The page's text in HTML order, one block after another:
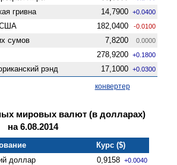
гривна 14,7900 +0.0400
США 182,0400 -0.0100
сумов 7,8200 0.0000
278,9200 +0.1800
рэнд 17,1000 +0.0300
конвертер
мировых валют (в долларах)
на 6.08.2014
Курс ($)
доллар 0,9158 +0.0040